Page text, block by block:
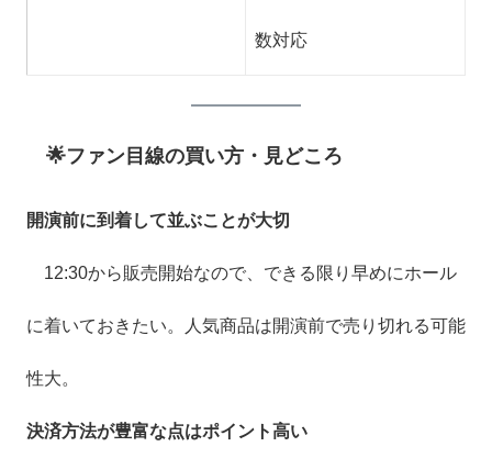
数対応
🌟ファン目線の買い方・見どころ
開演前に到着して並ぶことが大切
12:30から販売開始なので、できる限り早めにホール
に着いておきたい。人気商品は開演前で売り切れる可能
性大。
決済方法が豊富な点はポイント高い